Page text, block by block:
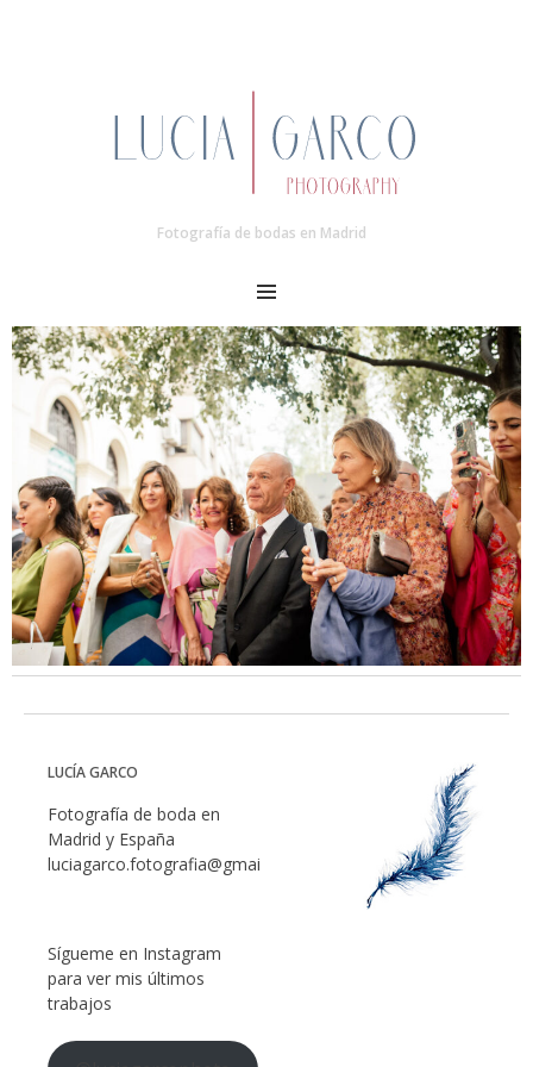
Fotografía de bodas en Madrid
MENU
LUCÍA GARCO
Fotografía de boda en
Madrid y España
luciagarco.fotografia@gmail.com
Sígueme en Instagram
para ver mis últimos
trabajos